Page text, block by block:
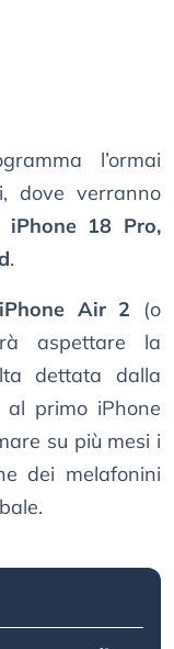
l’ormai
dove verranno
iPhone 18 Pro,
.
Air 2 (o
aspettare la
dettata dalla
primo iPhone
su più mesi i
dei melafonini